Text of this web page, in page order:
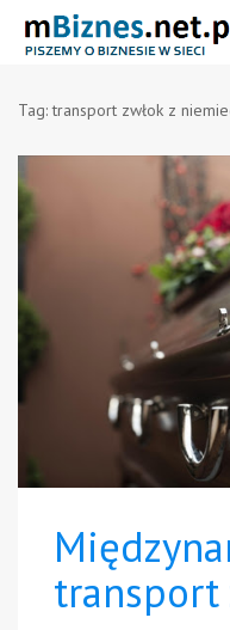
Tag:transport zwłok z
transport